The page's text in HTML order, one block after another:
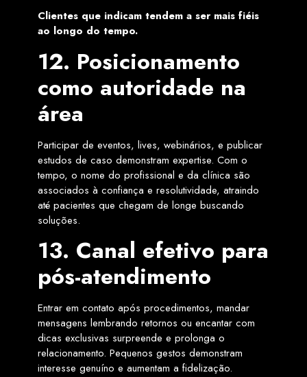
Clientes que indicam tendem a ser mais fiéis
ao longo do tempo.
12. Posicionamento
como autoridade na
área
Participar de eventos, lives, webinários, e publicar
estudos de caso demonstram expertise. Com o
tempo, o nome do profissional e da clínica são
associados à confiança e resolutividade, atraindo
até pacientes que chegam de longe buscando
soluções.
13. Canal efetivo para
pós-atendimento
Entrar em contato após procedimentos, mandar
mensagens lembrando retornos ou encantar com
dicas exclusivas surpreende e prolonga o
relacionamento. Pequenos gestos demonstram
interesse genuíno e aumentam a fidelização.